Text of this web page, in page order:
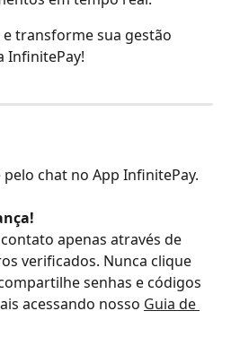
transforme sua gestão
InfinitePay!
chat no App InfinitePay.
apenas através de
verificados. Nunca clique
senhas e códigos
acessando nosso Guia de